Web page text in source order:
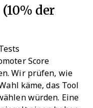
der
Score
Wir prüfen, wie
käme, das Tool
würden. Eine